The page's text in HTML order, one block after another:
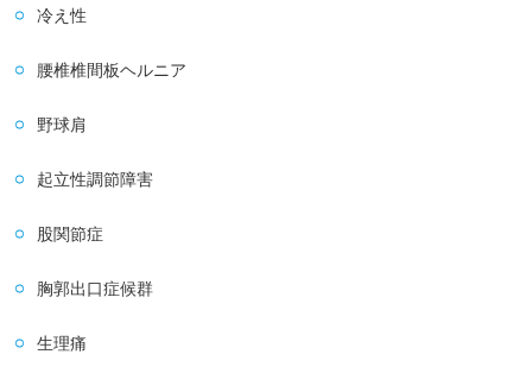
冷え性
腰椎椎間板ヘルニア
野球肩
起立性調節障害
股関節症
胸郭出口症候群
生理痛